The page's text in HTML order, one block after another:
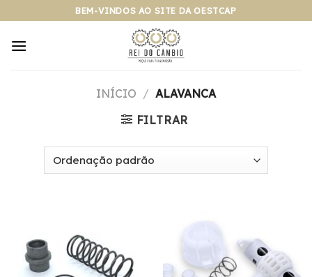
para
BEM-VINDOS AO SITE DA OESTCAP
INÍCIO / ALAVANCA
FILTRAR